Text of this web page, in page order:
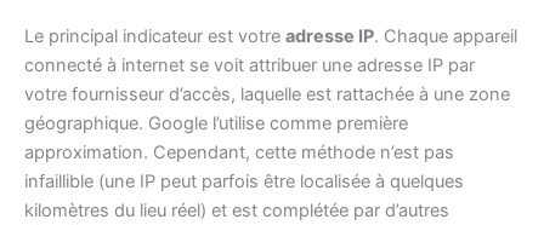
Le principal indicateur est votre adresse IP. Chaque appareil
connecté à internet se voit attribuer une adresse IP par
votre fournisseur d’accès, laquelle est rattachée à une zone
géographique. Google l’utilise comme première
approximation. Cependant, cette méthode n’est pas
infaillible (une IP peut parfois être localisée à quelques
kilomètres du lieu réel) et est complétée par d’autres